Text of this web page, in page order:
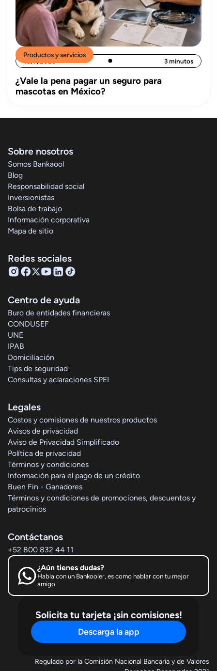
Productos y servicios
15/7/2026 3 minutos
¿Vale la pena pagar un seguro para
mascotas en México?
Sobre nosotros
Somos Bankaool
Blog
Responsabilidad social
Inversionistas
Bolsa de trabajo
Información corporativa
Mapa de sitio
Redes sociales
Centro de ayuda
Buro de entidades financieras
CONDUSEF
UNE
IPAB
Domiciliación
Tips de seguridad
Consultas y aclaraciones SPEI
Legales
Costos y comisiones de nuestros productos
Avisos de privacidad
Aviso de Privacidad Simplificado
Política de privacidad
Términos y condiciones
Información para el pago de un crédito
Buen Fin - Ganadores
Términos y condiciones de promociones, descuentos y
patrocinios
Contáctanos
+52 800 832 44 11
¿Aún tienes dudas?
Habla con un Bankooler, es como hablar con tu mejor
amigo
Solicita tu tarjeta ¡sin comisiones!
Descarga la app
Regulado por la Comisión Nacional Bancaria y de Valores